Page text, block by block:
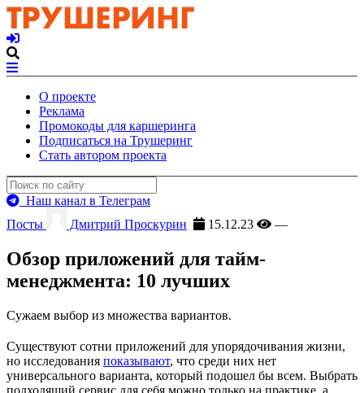
О проекте
Реклама
Промокоды для каршеринга
Подписаться на Трушеринг
Стать автором проекта
Наш канал в Телеграм
Посты
Дмитрий Проскурин 15.12.23 —
Обзор приложений для тайм-
менеджмента: 10 лучших
Сужаем выбор из множества вариантов.
Существуют сотни приложений для упорядочивания жизни,
но исследования показывают, что среди них нет
универсального варианта, который подошел бы всем. Выбрать
подходящий сервис для себя можно только на практике, а